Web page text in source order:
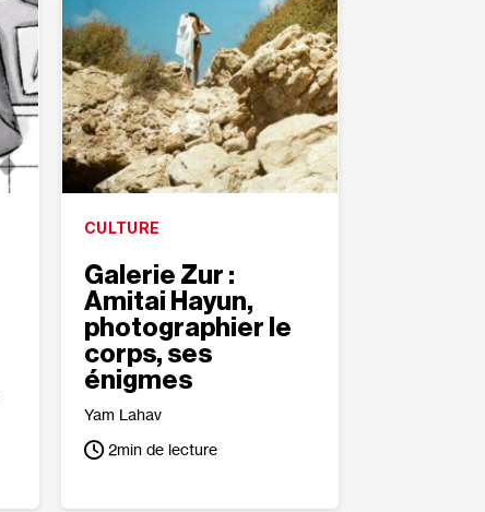
CULTURE
Galerie Zur :
Amitai Hayun,
photographier le
corps, ses
énigmes
Yam Lahav
2min de lecture